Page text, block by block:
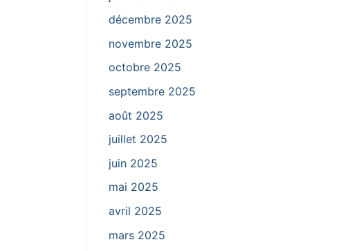
décembre 2025
novembre 2025
octobre 2025
septembre 2025
août 2025
juillet 2025
juin 2025
mai 2025
avril 2025
mars 2025